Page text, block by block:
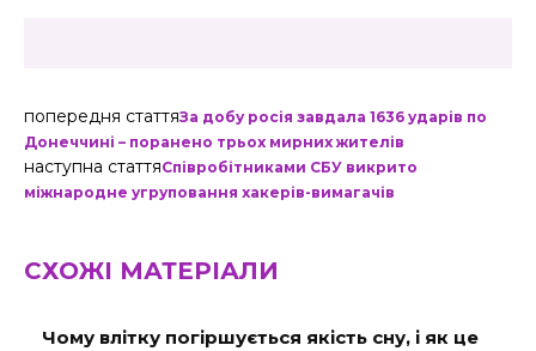
попередня статтяЗа добу росія завдала 1636 ударів по
Донеччині – поранено трьох мирних жителів
наступна статтяСпівробітниками СБУ викрито
міжнародне угруповання хакерів-вимагачів
СХОЖІ МАТЕРІАЛИ
Чому влітку погіршується якість сну, і як це